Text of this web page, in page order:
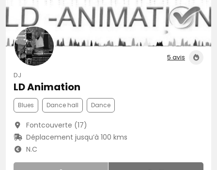
5 avis
DJ
LD Animation
Blues Dance hall Dance
Fontcouverte (17)
Déplacement jusqu’à 100 kms
N.C